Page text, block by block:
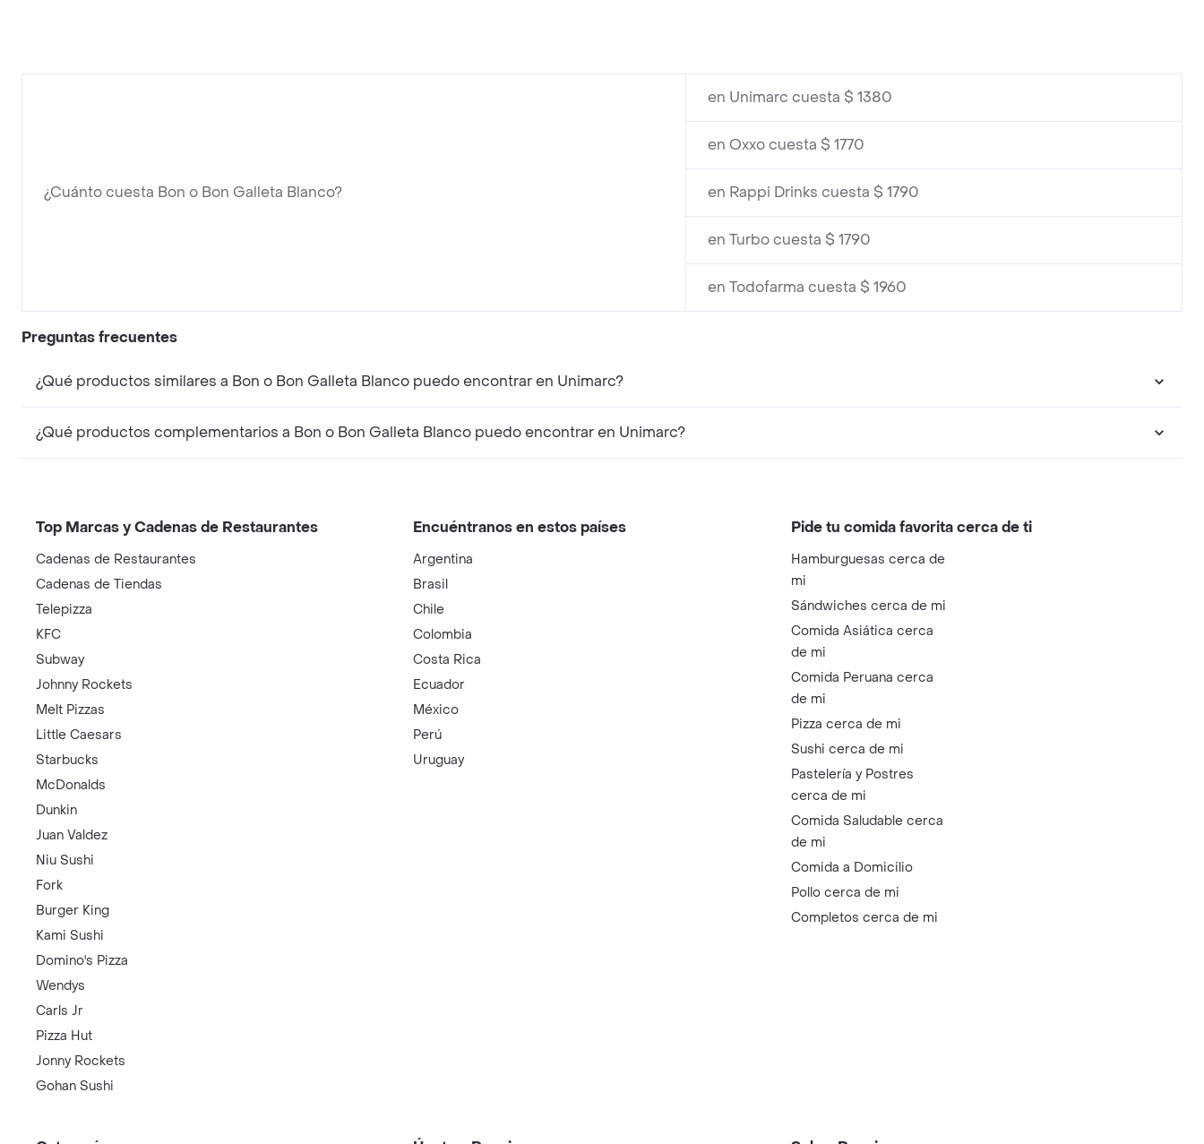
¿Cuánto cuesta Bon o Bon Galleta Blanco?
en Unimarc cuesta $ 1380
en Oxxo cuesta $ 1770
en Rappi Drinks cuesta $ 1790
en Turbo cuesta $ 1790
en Todofarma cuesta $ 1960
Preguntas frecuentes
¿Qué productos similares a Bon o Bon Galleta Blanco puedo encontrar en Unimarc?
¿Qué productos complementarios a Bon o Bon Galleta Blanco puedo encontrar en Unimarc?
Top Marcas y Cadenas de Restaurantes
Cadenas de Restaurantes
Cadenas de Tiendas
Telepizza
KFC
Subway
Johnny Rockets
Melt Pizzas
Little Caesars
Starbucks
McDonalds
Dunkin
Juan Valdez
Niu Sushi
Fork
Burger King
Kami Sushi
Domino's Pizza
Wendys
Carls Jr
Pizza Hut
Jonny Rockets
Gohan Sushi
Encuéntranos en estos países
Argentina
Brasil
Chile
Colombia
Costa Rica
Ecuador
México
Perú
Uruguay
Pide tu comida favorita cerca de ti
Hamburguesas cerca de
mi
Sándwiches cerca de mi
Comida Asiática cerca
de mi
Comida Peruana cerca
de mi
Pizza cerca de mi
Sushi cerca de mi
Pastelería y Postres
cerca de mi
Comida Saludable cerca
de mi
Comida a Domicilio
Pollo cerca de mi
Completos cerca de mi